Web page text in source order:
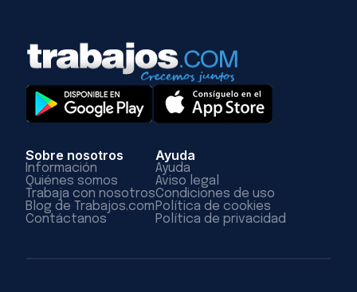
Sobre nosotros
Información
Quiénes somos
Trabaja con nosotros
Blog de Trabajos.com
Contáctanos
Ayuda
Ayuda
Aviso legal
Condiciones de uso
Política de cookies
Política de privacidad